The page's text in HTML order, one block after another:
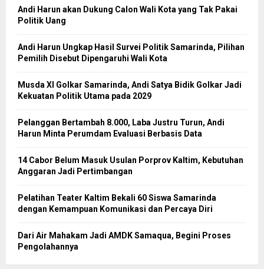
Andi Harun akan Dukung Calon Wali Kota yang Tak Pakai
Politik Uang
Andi Harun Ungkap Hasil Survei Politik Samarinda, Pilihan
Pemilih Disebut Dipengaruhi Wali Kota
Musda XI Golkar Samarinda, Andi Satya Bidik Golkar Jadi
Kekuatan Politik Utama pada 2029
Pelanggan Bertambah 8.000, Laba Justru Turun, Andi
Harun Minta Perumdam Evaluasi Berbasis Data
14 Cabor Belum Masuk Usulan Porprov Kaltim, Kebutuhan
Anggaran Jadi Pertimbangan
Pelatihan Teater Kaltim Bekali 60 Siswa Samarinda
dengan Kemampuan Komunikasi dan Percaya Diri
Dari Air Mahakam Jadi AMDK Samaqua, Begini Proses
Pengolahannya